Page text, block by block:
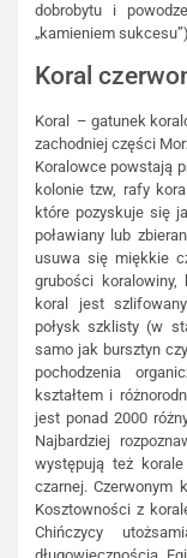
dobrobytu i
„kamieniem
Koral
Koral – gatunek
zachodniej części
Koralowce powstają
kolonie tzw, rafy
które pozyskuje się
poławiany lub
usuwa się miękkie
grubości
koral jest
połysk szklisty (w
samo jak bursztyn
pochodzenia
kształtem i
jest ponad 2000
Najbardziej
występują też
czarnej. Czerwonym
Kosztowności z
Chińczycy